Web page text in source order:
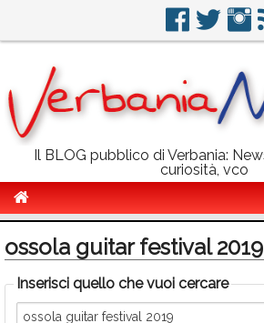
Il BLOG pubblico di Verbania:
curiosità, vco
Politica
Sport
ossola guitar festival 2019
Inserisci quello che vuoi cercare